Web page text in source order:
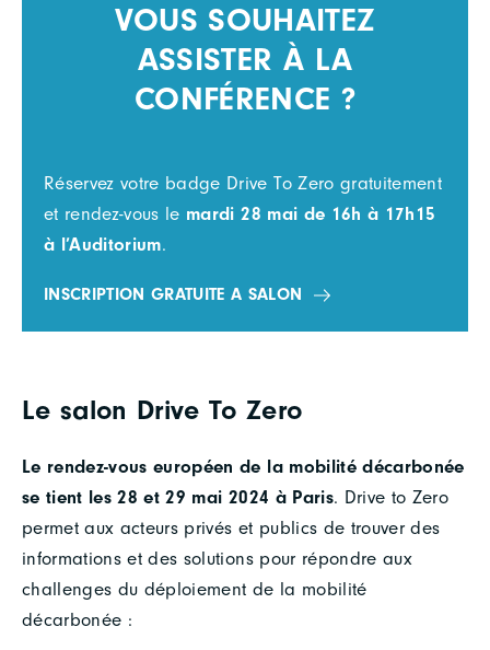
VOUS SOUHAITEZ
ASSISTER À LA
CONFÉRENCE ?
Réservez votre badge Drive To Zero gratuitement
et rendez-vous le mardi 28 mai de 16h à 17h15
à l’Auditorium.
INSCRIPTION GRATUITE A SALON
Le salon Drive To Zero
Le rendez-vous européen de la mobilité décarbonée
se tient les 28 et 29 mai 2024 à Paris. Drive to Zero
permet aux acteurs privés et publics de trouver des
informations et des solutions pour répondre aux
challenges du déploiement de la mobilité
décarbonée :